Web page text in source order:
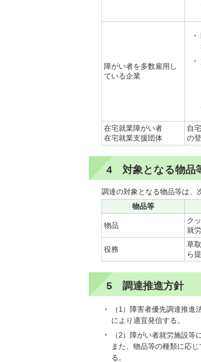
障がい者を多数雇用し
ている企業
在宅就業障がい者
在宅就業支援団体
自
の
4 対象となる物品
調達の対象となる物品等は、
物品等
物品
ク
就
役務
草
ら
5 調達推進方針
（1）障害者優先調達推
により適宜発信する。
（2）障がい者就労施設等
また、物品等の種類に応
る。